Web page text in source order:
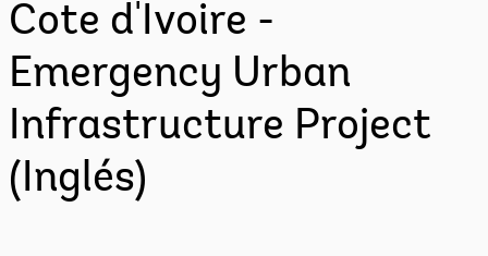
Cote d'Ivoire -
Emergency Urban
Infrastructure Project
(Inglés)